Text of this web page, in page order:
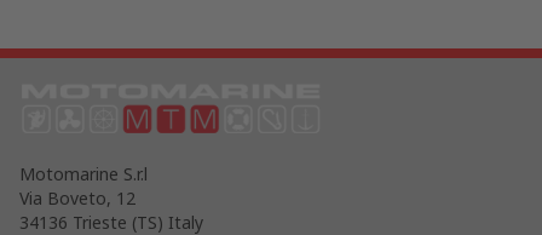
Motomarine S.r.l
Via Boveto, 12
34136 Trieste (TS) Italy